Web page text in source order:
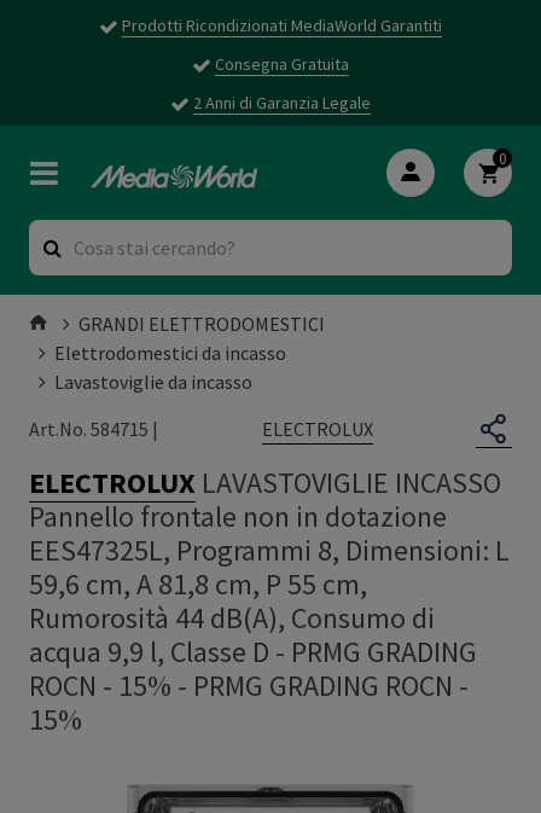
Prodotti Ricondizionati MediaWorld Garantiti
Consegna Gratuita
2 Anni di Garanzia Legale
0
GRANDI ELETTRODOMESTICI
Elettrodomestici da incasso
Lavastoviglie da incasso
Art.No. 584715 |
ELECTROLUX
ELECTROLUX LAVASTOVIGLIE INCASSO
Pannello frontale non in dotazione
EES47325L, Programmi 8, Dimensioni: L
59,6 cm, A 81,8 cm, P 55 cm,
Rumorosità 44 dB(A), Consumo di
acqua 9,9 l, Classe D - PRMG GRADING
ROCN - 15% - PRMG GRADING ROCN -
15%